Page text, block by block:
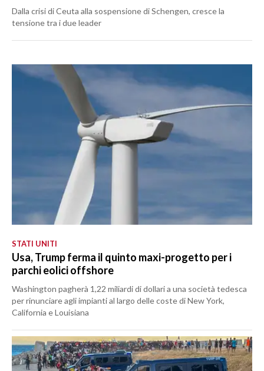
Dalla crisi di Ceuta alla sospensione di Schengen, cresce la
tensione tra i due leader
STATI UNITI
Usa, Trump ferma il quinto maxi-progetto per i
parchi eolici offshore
Washington pagherà 1,22 miliardi di dollari a una società tedesca
per rinunciare agli impianti al largo delle coste di New York,
California e Louisiana